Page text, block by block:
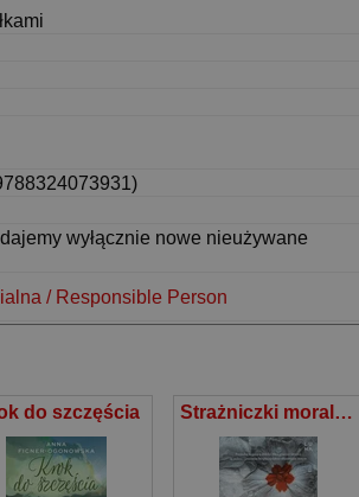
wyłącznie nowe nieużywane
/ Responsible Person
do szczęścia Strażniczki moralności